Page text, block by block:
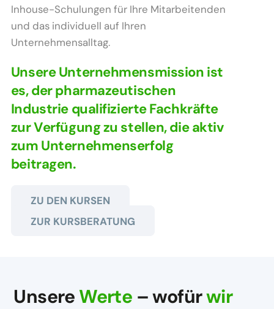
Inhouse-Schulungen für Ihre Mitarbeitenden
und das individuell auf Ihren
Unternehmensalltag.
Unsere Unternehmensmission ist
es, der pharmazeutischen
Industrie qualifizierte Fachkräfte
zur Verfügung zu stellen, die aktiv
zum Unternehmenserfolg
beitragen.
ZU DEN KURSEN
ZUR KURSBERATUNG
Unsere Werte – wofürwir